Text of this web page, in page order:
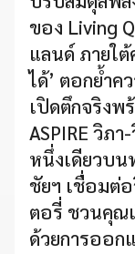
ของ Living
แลนด์ ภายใ
ได้’ ตอกย้ำ
เปิดตึกจริง
ASPIRE วิภ
หนึ่งเดียวบน
ชัยฯ เชื่อมต่อ
ตอรี่ ชวนคุณ
ด้วยการออก